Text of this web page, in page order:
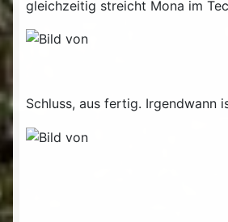
gleichzeitig streicht Mona im
Schluss, aus fertig. Irgendwann